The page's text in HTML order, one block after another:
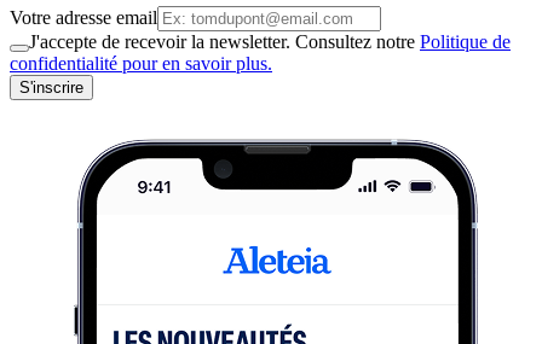
Votre adresse email
J'accepte de recevoir la newsletter. Consultez notre Politique de
confidentialité pour en savoir plus.
S'inscrire